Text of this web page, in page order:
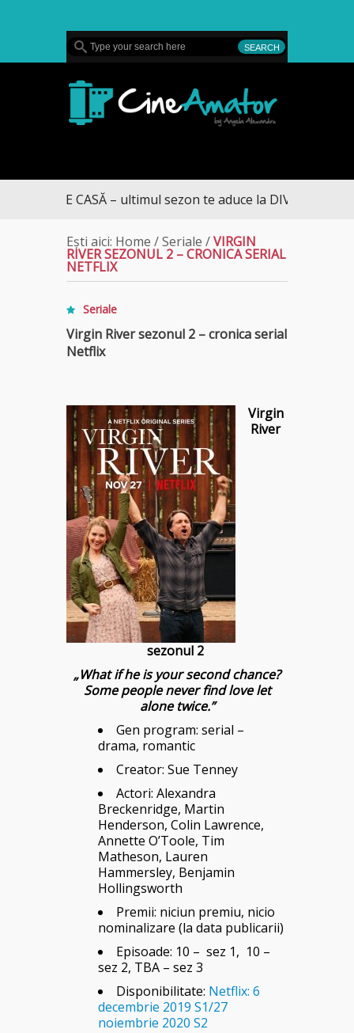
SPRE CASĂ – ultimul sezon te aduce la DIVA
Ești aici: Home /Seriale /VIRGIN
RIVER SEZONUL 2 – CRONICA SERIAL
NETFLIX
Seriale
Virgin River sezonul 2 – cronica serial
Netflix
Virgin
River
sezonul 2
„What if he is your second chance?
Some people never find love let
alone twice.”
Gen program: serial –
drama, romantic
Creator: Sue Tenney
Actori: Alexandra
Breckenridge, Martin
Henderson, Colin Lawrence,
Annette O’Toole, Tim
Matheson, Lauren
Hammersley, Benjamin
Hollingsworth
Premii: niciun premiu, nicio
nominalizare (la data publicarii)
Episoade: 10 – sez 1, 10 –
sez 2, TBA – sez 3
Disponibilitate: Netflix: 6
decembrie 2019 S1/27
noiembrie 2020 S2